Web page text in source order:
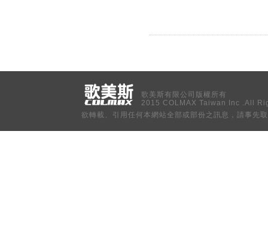
歌美斯有限公司版權所有
2015 COLMAX Taiwan Inc .All
欲轉載、引用任何本網站全部或部份之訊息，請事先